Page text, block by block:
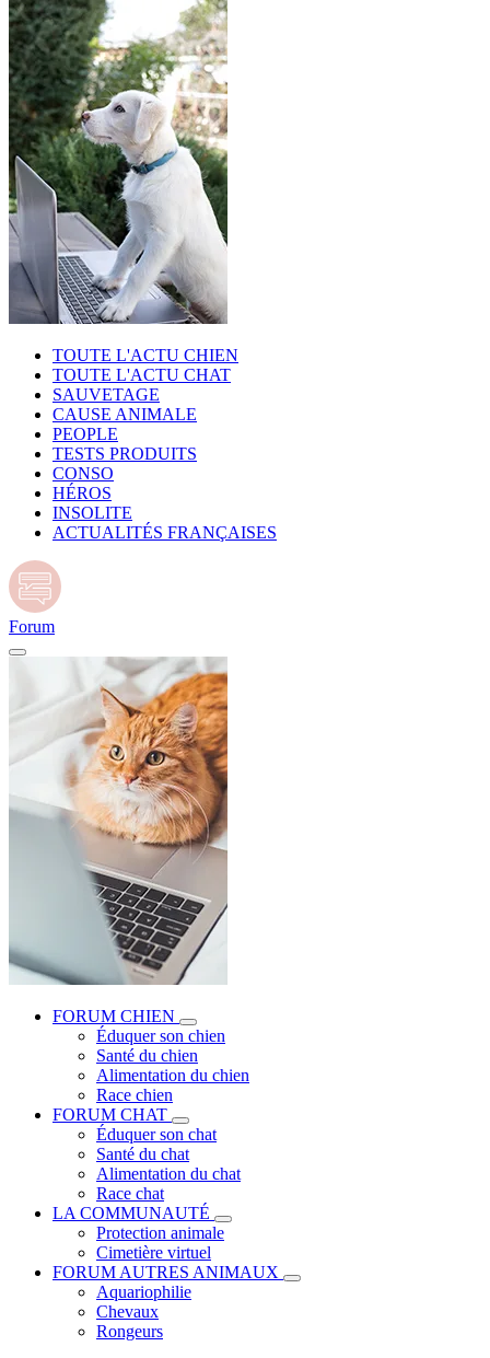
TOUTE L'ACTU CHIEN
TOUTE L'ACTU CHAT
SAUVETAGE
CAUSE ANIMALE
PEOPLE
TESTS PRODUITS
CONSO
HÉROS
INSOLITE
ACTUALITÉS FRANÇAISES
Forum
FORUM CHIEN
Éduquer son chien
Santé du chien
Alimentation du chien
Race chien
FORUM CHAT
Éduquer son chat
Santé du chat
Alimentation du chat
Race chat
LA COMMUNAUTÉ
Protection animale
Cimetière virtuel
FORUM AUTRES ANIMAUX
Aquariophilie
Chevaux
Rongeurs